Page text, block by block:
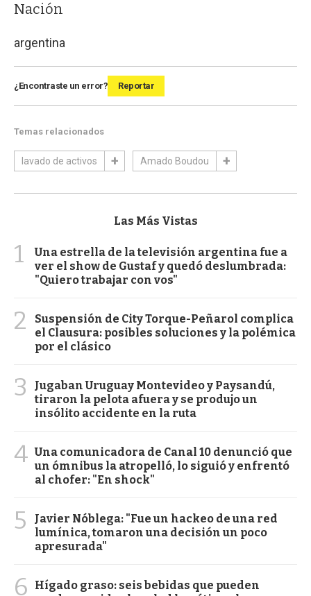
Nación
argentina
¿Encontraste un error? Reportar
Temas relacionados
lavado de activos Amado Boudou
Las Más Vistas
1
Una estrella de la televisión argentina fue a
ver el show de Gustaf y quedó deslumbrada:
"Quiero trabajar con vos"
2
Suspensión de City Torque-Peñarol complica
el Clausura: posibles soluciones y la polémica
por el clásico
3
Jugaban Uruguay Montevideo y Paysandú,
tiraron la pelota afuera y se produjo un
insólito accidente en la ruta
4 Una comunicadora de Canal 10 denunció que
un ómnibus la atropelló, lo siguió y enfrentó
al chofer: "En shock"
5
Javier Nóblega: "Fue un hackeo de una red
lumínica, tomaron una decisión un poco
apresurada"
6
Hígado graso: seis bebidas que pueden